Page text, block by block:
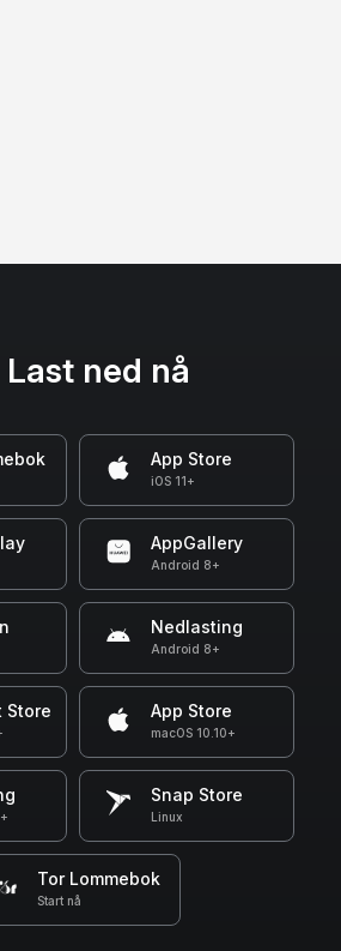
Last ned nå
App Store
iOS 11+
AppGallery
Android 8+
Nedlasting
Android 8+
Store App Store
macOS 10.10+
Snap Store
Linux
Tor Lommebok
Start nå